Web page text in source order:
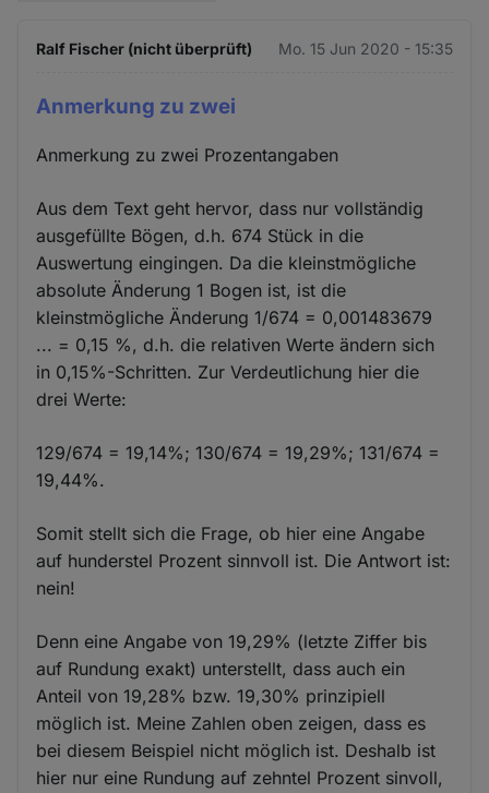
Ralf Fischer (nicht überprüft) Mo. 15 Jun 2020 - 15:35
Anmerkung zu zwei
Anmerkung zu zwei Prozentangaben
Aus dem Text geht hervor, dass nur vollständig
ausgefüllte Bögen, d.h. 674 Stück in die
Auswertung eingingen. Da die kleinstmögliche
absolute Änderung 1 Bogen ist, ist die
kleinstmögliche Änderung 1/674 = 0,001483679
... = 0,15 %, d.h. die relativen Werte ändern sich
in 0,15%-Schritten. Zur Verdeutlichung hier die
drei Werte:
129/674 = 19,14%; 130/674 = 19,29%; 131/674 =
19,44%.
Somit stellt sich die Frage, ob hier eine Angabe
auf hunderstel Prozent sinnvoll ist. Die Antwort ist:
nein!
Denn eine Angabe von 19,29% (letzte Ziffer bis
auf Rundung exakt) unterstellt, dass auch ein
Anteil von 19,28% bzw. 19,30% prinzipiell
möglich ist. Meine Zahlen oben zeigen, dass es
bei diesem Beispiel nicht möglich ist. Deshalb ist
hier nur eine Rundung auf zehntel Prozent sinvoll,